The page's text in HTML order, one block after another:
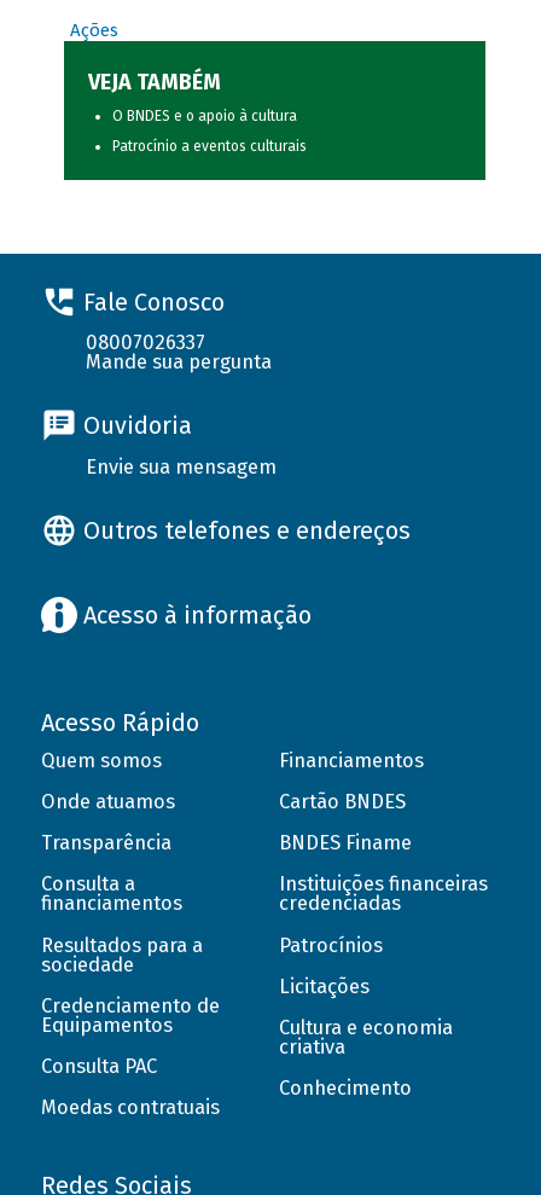
Ações
VEJA TAMBÉM
O BNDES e o apoio à cultura
Patrocínio a eventos culturais
Fale Conosco
08007026337
Mande sua pergunta
Ouvidoria
Envie sua mensagem
Outros telefones e endereços
Acesso à informação
Acesso Rápido
Quem somos
Onde atuamos
Transparência
Consulta a
financiamentos
Resultados para a
sociedade
Credenciamento de
Equipamentos
Consulta PAC
Moedas contratuais
Financiamentos
Cartão BNDES
BNDES Finame
Instituições financeiras
credenciadas
Patrocínios
Licitações
Cultura e economia
criativa
Conhecimento
Redes Sociais